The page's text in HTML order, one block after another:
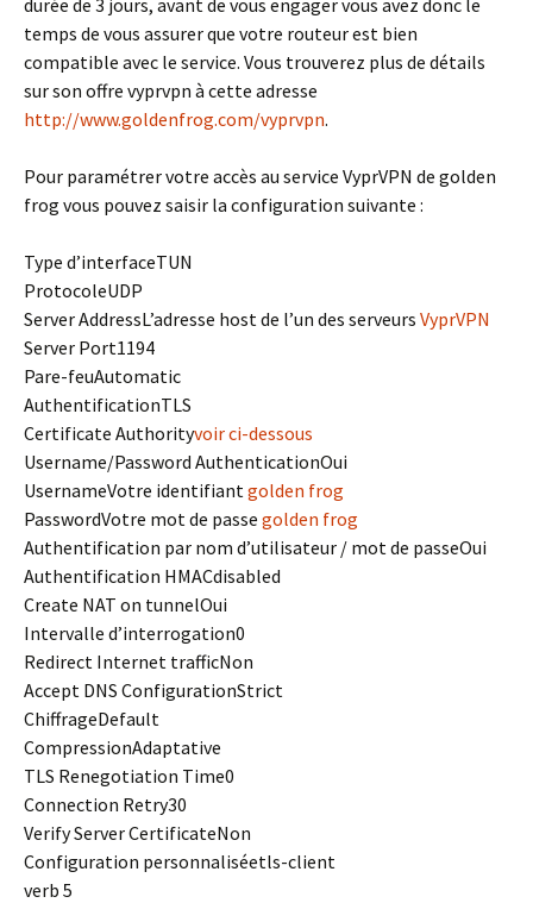
temps de vous assurer que votre routeur est bien
compatible avec le service. Vous trouverez plus de détails
sur son offre vyprvpn à cette adresse
http://www.goldenfrog.com/vyprvpn.
Pour paramétrer votre accès au service VyprVPN de golden
frog vous pouvez saisir la configuration suivante :
Type d’interfaceTUN
ProtocoleUDP
Server AddressL’adresse host de l’un des serveurs VyprVPN
Server Port1194
Pare-feuAutomatic
AuthentificationTLS
Certificate Authorityvoir ci-dessous
Username/Password AuthenticationOui
UsernameVotre identifiant golden frog
PasswordVotre mot de passe golden frog
Authentification par nom d’utilisateur / mot de passeOui
Authentification HMACdisabled
Create NAT on tunnelOui
Intervalle d’interrogation0
Redirect Internet trafficNon
Accept DNS ConfigurationStrict
ChiffrageDefault
CompressionAdaptative
TLS Renegotiation Time0
Connection Retry30
Verify Server CertificateNon
Configuration personnaliséetls-client
verb 5